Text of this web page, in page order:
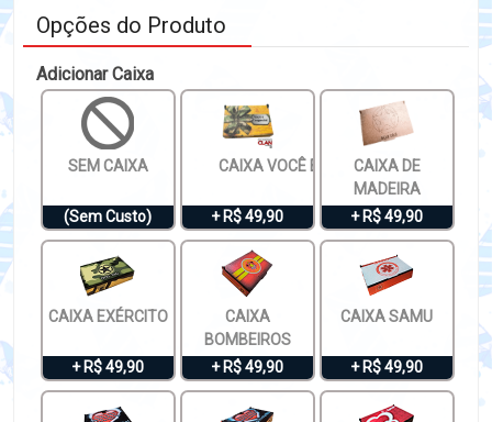
Opções do Produto
Adicionar Caixa
SEM CAIXA
(Sem Custo)
CAIXA VOCÊ É ESPECIAL
+ R$ 49,90
CAIXA DE
MADEIRA
+ R$ 49,90
CAIXA EXÉRCITO
+ R$ 49,90
CAIXA
BOMBEIROS
+ R$ 49,90
CAIXA SAMU
+ R$ 49,90